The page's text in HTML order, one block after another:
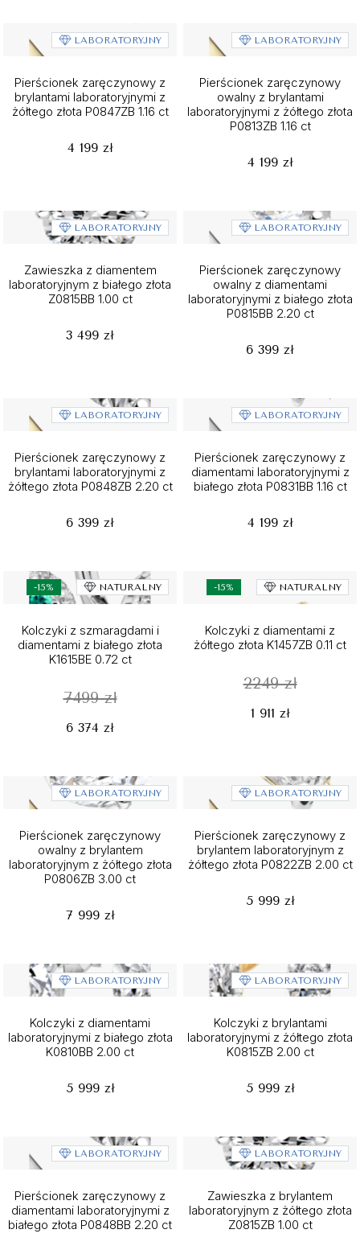
LABORATORYJNY
Pierścionek zaręczynowy z
brylantami laboratoryjnymi z
żółtego złota P0847ZB 1.16 ct
4 199 zł
LABORATORYJNY
Pierścionek zaręczynowy
owalny z brylantami
laboratoryjnymi z żółtego złota
P0813ZB 1.16 ct
4 199 zł
LABORATORYJNY
Zawieszka z diamentem
laboratoryjnym z białego złota
Z0815BB 1.00 ct
3 499 zł
LABORATORYJNY
Pierścionek zaręczynowy
owalny z diamentami
laboratoryjnymi z białego złota
P0815BB 2.20 ct
6 399 zł
LABORATORYJNY
Pierścionek zaręczynowy z
brylantami laboratoryjnymi z
żółtego złota P0848ZB 2.20 ct
6 399 zł
LABORATORYJNY
Pierścionek zaręczynowy z
diamentami laboratoryjnymi z
białego złota P0831BB 1.16 ct
4 199 zł
-15% NATURALNY
Kolczyki z szmaragdami i
diamentami z białego złota
K1615BE 0.72 ct
7499 zł
6 374 zł
-15% NATURALNY
Kolczyki z diamentami z
żółtego złota K1457ZB 0.11 ct
2249 zł
1 911 zł
LABORATORYJNY
Pierścionek zaręczynowy
owalny z brylantem
laboratoryjnym z żółtego złota
P0806ZB 3.00 ct
7 999 zł
LABORATORYJNY
Pierścionek zaręczynowy z
brylantem laboratoryjnym z
żółtego złota P0822ZB 2.00 ct
5 999 zł
LABORATORYJNY
Kolczyki z diamentami
laboratoryjnymi z białego złota
K0810BB 2.00 ct
5 999 zł
LABORATORYJNY
Kolczyki z brylantami
laboratoryjnymi z żółtego złota
K0815ZB 2.00 ct
5 999 zł
LABORATORYJNY
Pierścionek zaręczynowy z
diamentami laboratoryjnymi z
białego złota P0848BB 2.20 ct
LABORATORYJNY
Zawieszka z brylantem
laboratoryjnym z żółtego złota
Z0815ZB 1.00 ct